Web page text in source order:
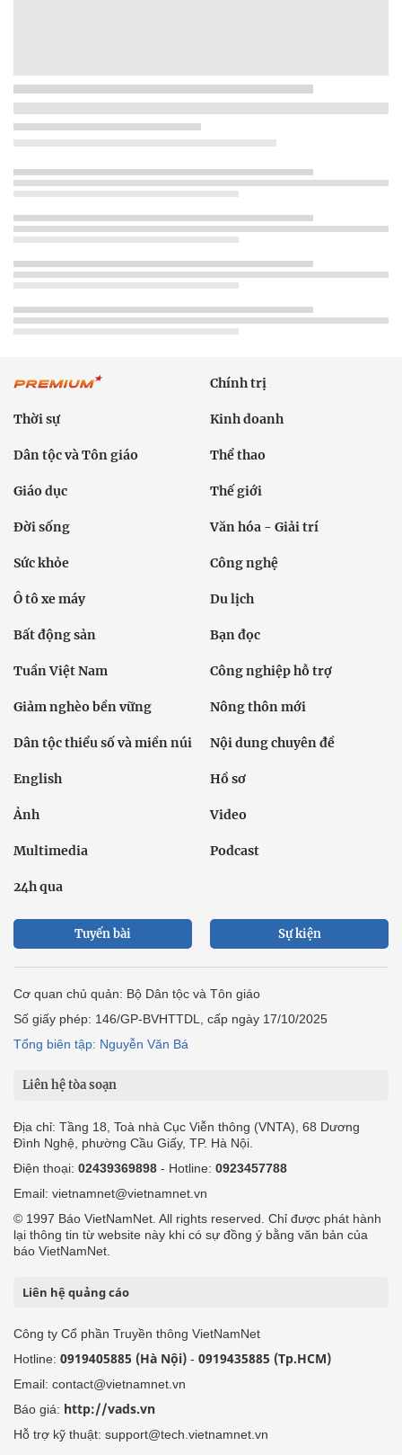
Chính trị
Thời sự Kinh doanh
Dân tộc và Tôn giáo Thể thao
Giáo dục Thế giới
Đời sống Văn hóa - Giải trí
Sức khỏe Công nghệ
Ô tô xe máy Du lịch
Bất động sản Bạn đọc
Tuần Việt Nam Công nghiệp hỗ trợ
Giảm nghèo bền vững Nông thôn mới
Dân tộc thiểu số và miền núi Nội dung chuyên đề
English Hồ sơ
Ảnh Video
Multimedia Podcast
24h qua
Tuyến bài Sự kiện
Cơ quan chủ quản: Bộ Dân tộc và Tôn giáo
Số giấy phép: 146/GP-BVHTTDL, cấp ngày 17/10/2025
Tổng biên tập: Nguyễn Văn Bá
Liên hệ tòa soạn
Địa chỉ: Tầng 18, Toà nhà Cục Viễn thông (VNTA), 68 Dương
Đình Nghệ, phường Cầu Giấy, TP. Hà Nội.
Điện thoại: 02439369898 - Hotline: 0923457788
Email: vietnamnet@vietnamnet.vn
© 1997 Báo VietNamNet. All rights reserved. Chỉ được phát hành
lại thông tin từ website này khi có sự đồng ý bằng văn bản của
báo VietNamNet.
Liên hệ quảng cáo
Công ty Cổ phần Truyền thông VietNamNet
Hotline: 0919405885 (Hà Nội) - 0919435885 (Tp.HCM)
Email: contact@vietnamnet.vn
Báo giá: http://vads.vn
Hỗ trợ kỹ thuật: support@tech.vietnamnet.vn